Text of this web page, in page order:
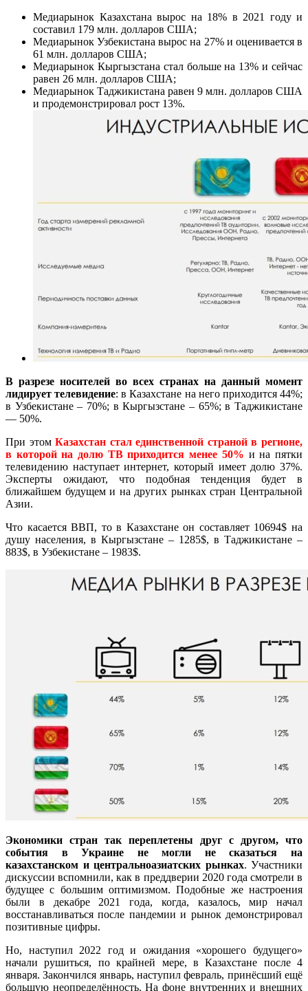
Медиарынок Казахстана вырос на 18% в 2021 году и
составил 179 млн. долларов США;
Медиарынок Узбекистана вырос на 27% и оценивается в
61 млн. долларов США;
Медиарынок Кыргызстана стал больше на 13% и сейчас
равен 26 млн. долларов США;
Медиарынок Таджикистана равен 9 млн. долларов США
и продемонстрировал рост 13%.
В разрезе носителей во всех странах на данный момент
лидирует телевидение: в Казахстане на него приходится 44%;
в Узбекистане – 70%; в Кыргызстане – 65%; в Таджикистане
— 50%.
При этомКазахстан стал единственной страной в регионе,
в которой на долю ТВ приходится менее 50% и на пятки
телевидению наступает интернет, который имеет долю 37%.
Эксперты ожидают, что подобная тенденция будет в
ближайшем будущем и на других рынках стран Центральной
Азии.
Что касается ВВП, то в Казахстане он составляет 10694$ на
душу населения, в Кыргызстане – 1285$, в Таджикистане –
883$, в Узбекистане – 1983$.
Экономики стран так переплетены друг с другом, что
события в Украине не могли не сказаться на
казахстанском и центральноазиатских рынках. Участники
дискуссии вспомнили, как в преддверии 2020 года смотрели в
будущее с большим оптимизмом. Подобные же настроения
были в декабре 2021 года, когда, казалось, мир начал
восстанавливаться после пандемии и рынок демонстрировал
позитивные цифры.
Но, наступил 2022 год и ожидания «хорошего будущего»
начали рушиться, по крайней мере, в Казахстане после 4
января. Закончился январь, наступил февраль, принёсший ещё
большую неопределённость. На фоне внутренних и внешних